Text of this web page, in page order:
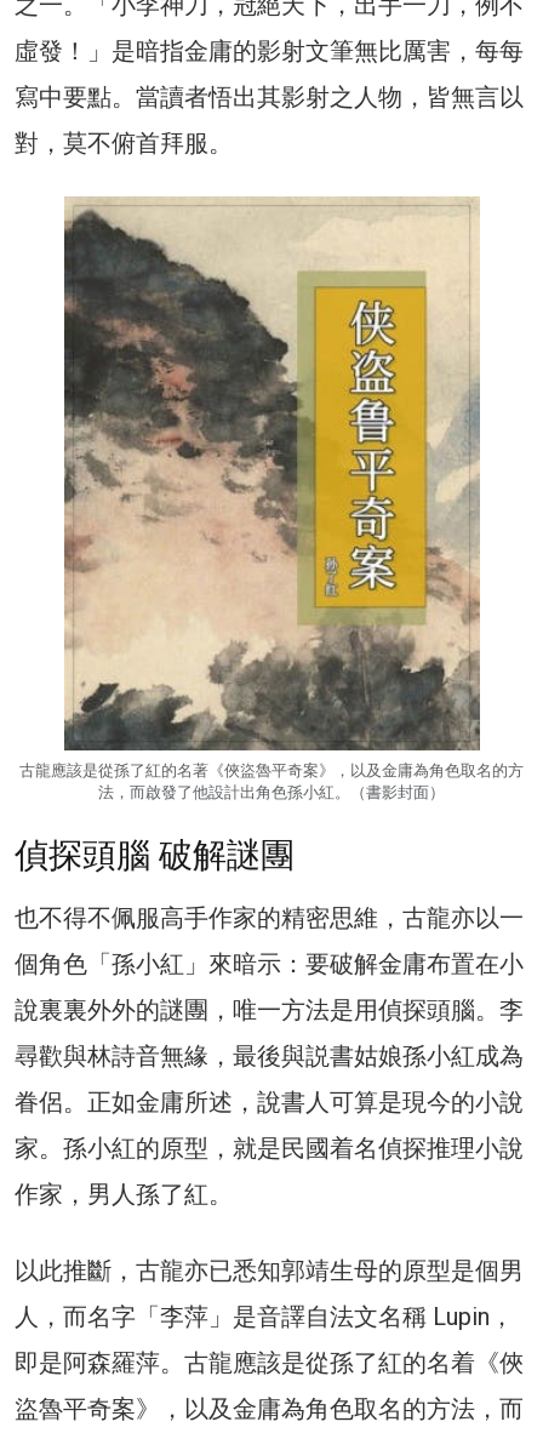
虛發！」是暗指金庸的影射文筆無比厲害，每每
寫中要點。當讀者悟出其影射之人物，皆無言以
對，莫不俯首拜服。
古龍應該是從孫了紅的名著《俠盜魯平奇案》，以及金庸為角色取名的方
法，而啟發了他設計出角色孫小紅。（書影封面）
偵探頭腦 破解謎團
也不得不佩服高手作家的精密思維，古龍亦以一
個角色「孫小紅」來暗示：要破解金庸布置在小
說裏裏外外的謎團，唯一方法是用偵探頭腦。李
尋歡與林詩音無緣，最後與説書姑娘孫小紅成為
眷侶。正如金庸所述，說書人可算是現今的小說
家。孫小紅的原型，就是民國着名偵探推理小說
作家，男人孫了紅。
以此推斷，古龍亦已悉知郭靖生母的原型是個男
人，而名字「李萍」是音譯自法文名稱 Lupin，
即是阿森羅萍。古龍應該是從孫了紅的名着《俠
盜魯平奇案》，以及金庸為角色取名的方法，而